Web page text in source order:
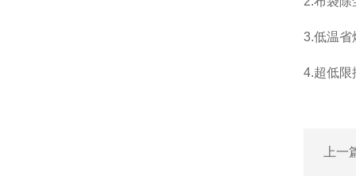
3.低温
4.超低限
上一